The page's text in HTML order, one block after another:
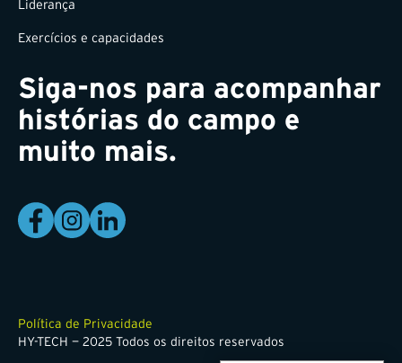
Liderança
Exercícios e capacidades
Siga-nos para acompanhar
histórias do campo e
muito mais.
HY-TECH — 2025 Todos os direitos reservados
Política de Privacidade